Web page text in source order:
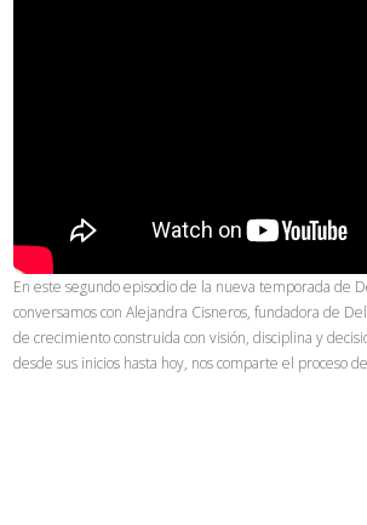
En este segundo episodio de la nueva temporada de
conversamos con Alejandra Cisneros, fundadora de
de crecimiento construida con visión, disciplina y
desde sus inicios hasta hoy, nos comparte el proceso